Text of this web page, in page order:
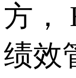
方，
绩效